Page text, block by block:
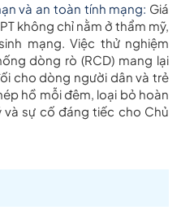
và an toàn tính mạng: Giá
không chỉ nằm ở thẩm mỹ,
mạng. Việc thử nghiệm
dòng rò (RCD) mang lại
cho dòng người dân và trẻ
hồ mỗi đêm, loại bỏ hoàn
sự cố đáng tiếc cho Chủ